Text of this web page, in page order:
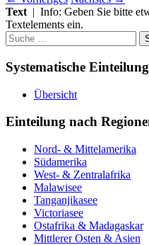
Text | Info: Geben Sie bitte
Textelements ein.
Suche
nach:
Systematische Einteilung
Übersicht
Einteilung nach
Nord- & Mittelamerika
Südamerika
West- & Zentralafrika
Malawisee
Tanganjikasee
Victoriasee
Ostafrika & Madagaskar
Mittlerer Osten & Asien